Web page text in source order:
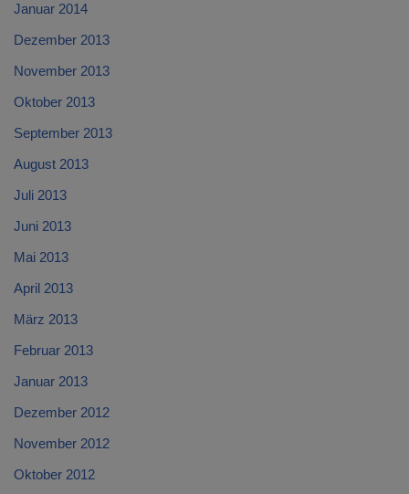
Januar 2014
Dezember 2013
November 2013
Oktober 2013
September 2013
August 2013
Juli 2013
Juni 2013
Mai 2013
April 2013
März 2013
Februar 2013
Januar 2013
Dezember 2012
November 2012
Oktober 2012